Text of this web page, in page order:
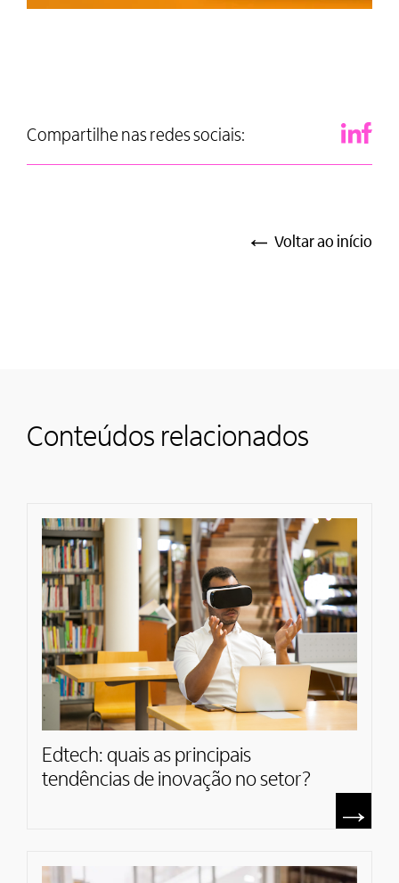
Compartilhe nas redes sociais:
Voltar ao início
Conteúdos relacionados
Edtech: quais as principais
tendências de inovação no setor?